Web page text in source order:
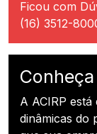
Ficou com
(16) 3512-
A ACIRP
dinâmicas do